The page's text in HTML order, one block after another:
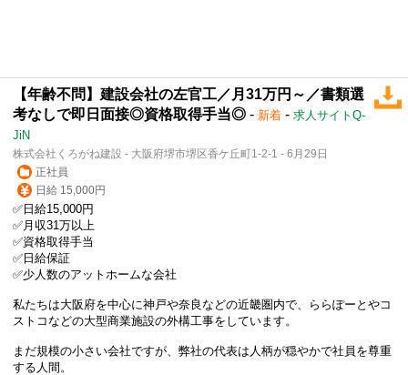
【年齢不問】建設会社の左官工／月31万円～／書類選
考なしで即日面接◎資格取得手当◎ - 新着 - 求人サイトQ-
JiN
株式会社くろがね建設 - 大阪府堺市堺区香ケ丘町1-2-1 - 6月29日
正社員
日給 15,000円
✅日給15,000円
✅月収31万以上
✅資格取得手当
✅日給保証
✅少人数のアットホームな会社
私たちは大阪府を中心に神戸や奈良などの近畿圏内で、ららぽーとやコ
ストコなどの大型商業施設の外構工事をしています。
まだ規模の小さい会社ですが、弊社の代表は人柄が穏やかで社員を尊重
する人間。